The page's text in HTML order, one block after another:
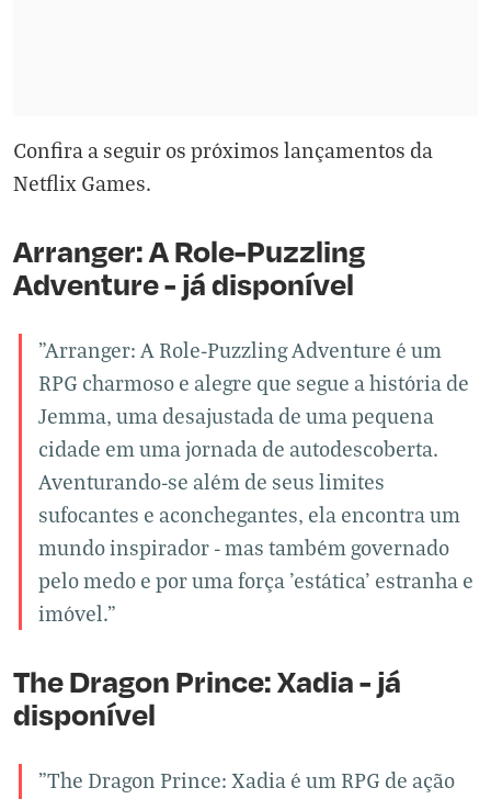
Confira a seguir os próximos lançamentos da
Netflix Games.
Arranger: A Role-Puzzling
Adventure - já disponível
"Arranger: A Role-Puzzling Adventure é um
RPG charmoso e alegre que segue a história de
Jemma, uma desajustada de uma pequena
cidade em uma jornada de autodescoberta.
Aventurando-se além de seus limites
sufocantes e aconchegantes, ela encontra um
mundo inspirador - mas também governado
pelo medo e por uma força 'estática' estranha e
imóvel."
The Dragon Prince: Xadia - já
disponível
"The Dragon Prince: Xadia é um RPG de ação